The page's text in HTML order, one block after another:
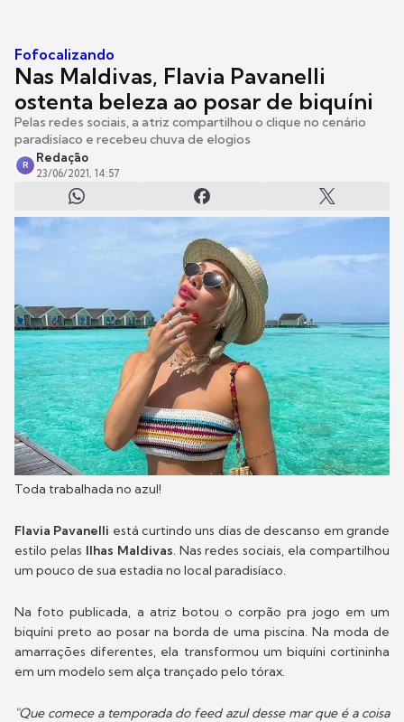
Fofocalizando
Nas Maldivas, Flavia Pavanelli
ostenta beleza ao posar de biquíni
Pelas redes sociais, a atriz compartilhou o clique no cenário
paradisíaco e recebeu chuva de elogios
R
Redação
23/06/2021, 14:57
Toda trabalhada no azul!
Flavia Pavanelli está curtindo uns dias de descanso em grande
estilo pelas Ilhas Maldivas. Nas redes sociais, ela compartilhou
um pouco de sua estadia no local paradisíaco.
Na foto publicada, a atriz botou o corpão pra jogo em um
biquíni preto ao posar na borda de uma piscina. Na moda de
amarrações diferentes, ela transformou um biquíni cortininha
em um modelo sem alça trançado pelo tórax.
"Que comece a temporada do feed azul desse mar que é a coisa